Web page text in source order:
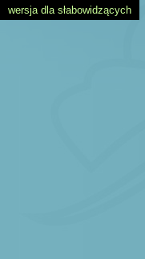
wersja dla słabowidzących